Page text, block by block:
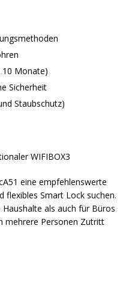
10 Monate)
Sicherheit
Staubschutz)
WIFIBOX3
eine empfehlenswerte
flexibles Smart Lock suchen.
als auch für Büros
mehrere Personen Zutritt